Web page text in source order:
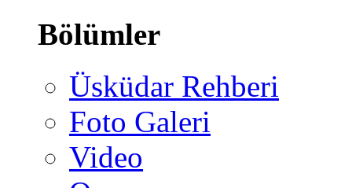
Bölümler
Üsküdar Rehberi
Foto Galeri
Video